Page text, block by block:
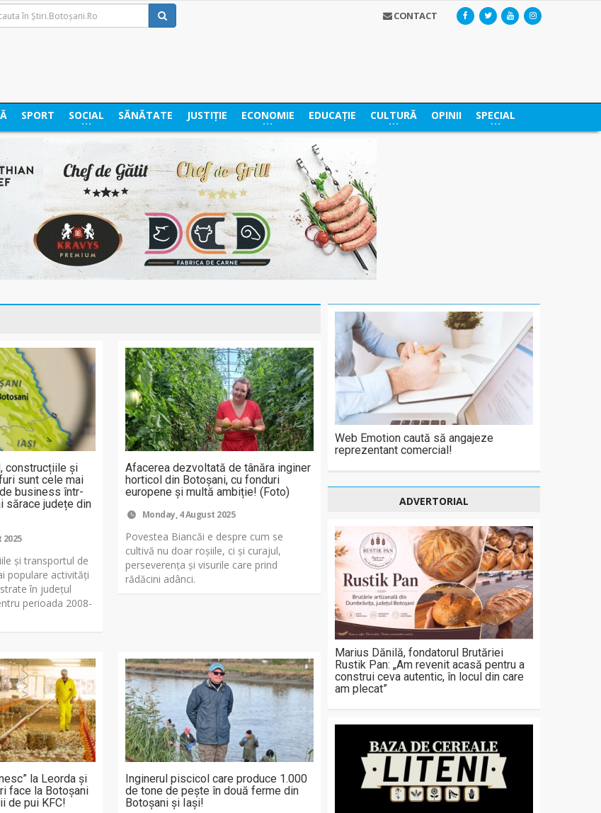
CONTACT
SPORT SOCIAL SĂNĂTATE JUSTIȚIE ECONOMIE EDUCAȚIE CULTURĂ OPINII SPECIAL
construcțiile și
sunt cele mai
business într-
sărace județe din
2025
și transportul de
populare activități
în județul
perioada 2008-
Afacerea dezvoltată de tânăra inginer
horticol din Botoșani, cu fonduri
europene și multă ambiție! (Foto)
Monday, 4 August 2025
Povestea Biancăi e despre cum se
cultivă nu doar roșiile, ci și curajul,
perseverența și visurile care prind
rădăcini adânci.
la Leorda și
face la Botoșani
de pui KFC!
Inginerul piscicol care produce 1.000
de tone de peşte în două ferme din
Botoșani și Iași!
Web Emotion caută să angajeze
reprezentant comercial!
ADVERTORIAL
Marius Dănilă, fondatorul Brutăriei
Rustik Pan: „Am revenit acasă pentru a
construi ceva autentic, în locul din care
am plecat”